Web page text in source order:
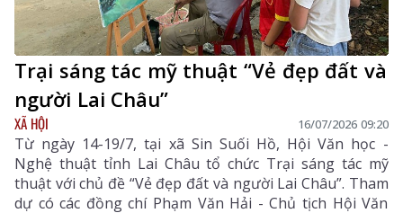
Trại sáng tác mỹ thuật “Vẻ đẹp đất và
người Lai Châu”
XÃ HỘI 16/07/2026 09:20
Từ ngày 14-19/7, tại xã Sin Suối Hồ, Hội Văn học -
Nghệ thuật tỉnh Lai Châu tổ chức Trại sáng tác mỹ
thuật với chủ đề “Vẻ đẹp đất và người Lai Châu”. Tham
dự có các đồng chí Phạm Văn Hải - Chủ tịch Hội Văn